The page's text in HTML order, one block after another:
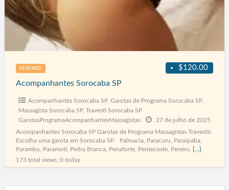
FEATURED $120.00
Acompanhantes Sorocaba SP
Acompanhantes Sorocaba SP, Garotas de Programa Sorocaba SP,
Massagista Sorocaba SP, Travesti Sorocaba SP
GarotasProgramaAcompanhantesMassagistas
27 de julho de 2025
Acompanhantes Sorocaba SP Garotas de Programa Massagistas Travestis
Escolha uma garota em Sorocaba SP. Palmacia, Paracuru, Paraipaba,
Parambu, Paramoti, Pedra Branca, Penaforte, Pentecoste, Pereiro,
[…]
173 total views, 0 today